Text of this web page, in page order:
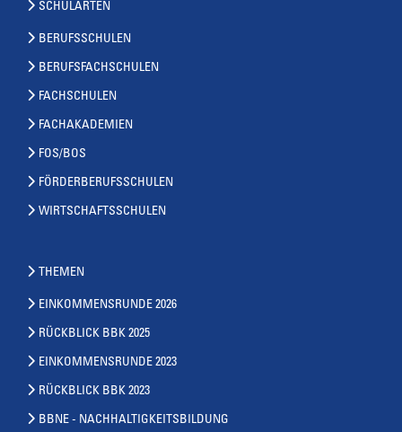
SCHULARTEN
BERUFSSCHULEN
BERUFSFACHSCHULEN
FACHSCHULEN
FACHAKADEMIEN
FOS/BOS
FÖRDERBERUFSSCHULEN
WIRTSCHAFTSSCHULEN
THEMEN
EINKOMMENSRUNDE 2026
RÜCKBLICK BBK 2025
EINKOMMENSRUNDE 2023
RÜCKBLICK BBK 2023
BBNE - NACHHALTIGKEITSBILDUNG